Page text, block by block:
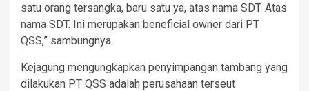
satu orang tersangka, baru satu ya, atas nama SDT. Atas
nama SDT. Ini merupakan beneficial owner dari PT
QSS,” sambungnya.
Kejagung mengungkapkan penyimpangan tambang yang
dilakukan PT QSS adalah perusahaan terseut